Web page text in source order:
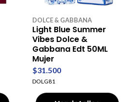
DOLCE & GABBANA
Light Blue Summer
Vibes Dolce &
Gabbana Edt 50ML
Mujer
$31.500
DOLG81